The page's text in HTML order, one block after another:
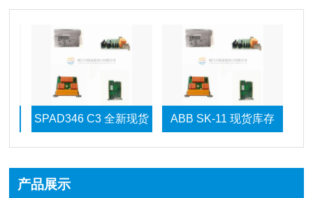
C3 全新现货 ABB SK-11 现货库存 ABB
产品展示